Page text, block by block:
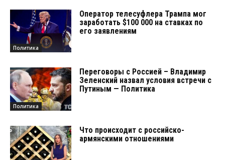
Политика
Оператор телесуфлера Трампа мог
заработать $100 000 на ставках по
его заявлениям
Политика
Переговоры с Россией – Владимир
Зеленский назвал условия встречи с
Путиным — Политика
Что происходит с российско-
армянскими отношениями